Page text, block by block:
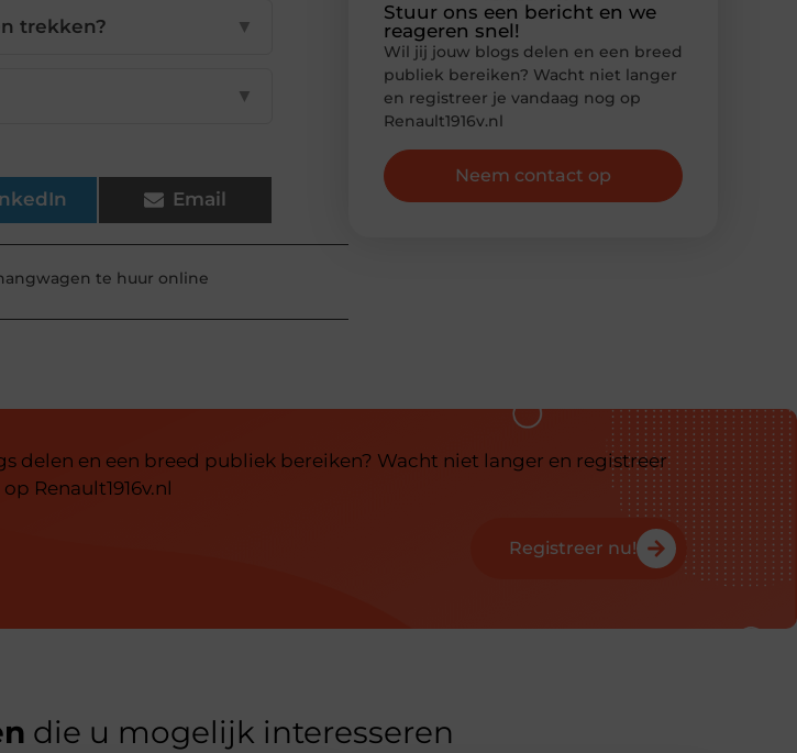
trekken? ▼
▼
Email
te huur online
Stuur ons een bericht en we
reageren snel!
Wil jij jouw blogs delen en een breed
publiek bereiken? Wacht niet langer
en registreer je vandaag nog op
Renault1916v.nl
Neem contact op
delen en een breed publiek bereiken? Wacht niet langer en registreer
Renault1916v.nl
Registreer nu!
die u mogelijk interesseren